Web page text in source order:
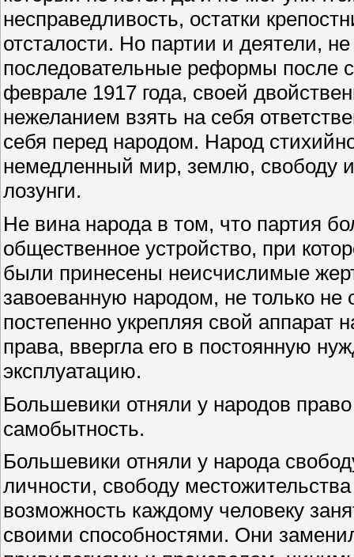
несправедливость, остатки
отсталости. Но партии и деятели,
последовательные реформы после
феврале 1917 года, своей
нежеланием взять на себя
себя перед народом. Народ
немедленный мир, землю, свободу
лозунги.
Не вина народа в том, что партия
общественное устройство, при
были принесены неисчислимые
завоеванную народом, не только
постепенно укрепляя свой аппарат
права, ввергла его в постоянную
эксплуатацию.
Большевики отняли у народов
самобытность.
Большевики отняли у народа
личности, свободу
возможность каждому человеку
своими способностями. Они